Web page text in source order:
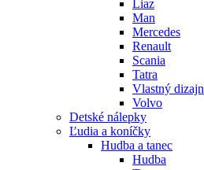
Liaz
Man
Mercedes
Renault
Scania
Tatra
Vlastný dizajn
Volvo
Detské nálepky
Ľudia a koníčky
Hudba a tanec
Hudba